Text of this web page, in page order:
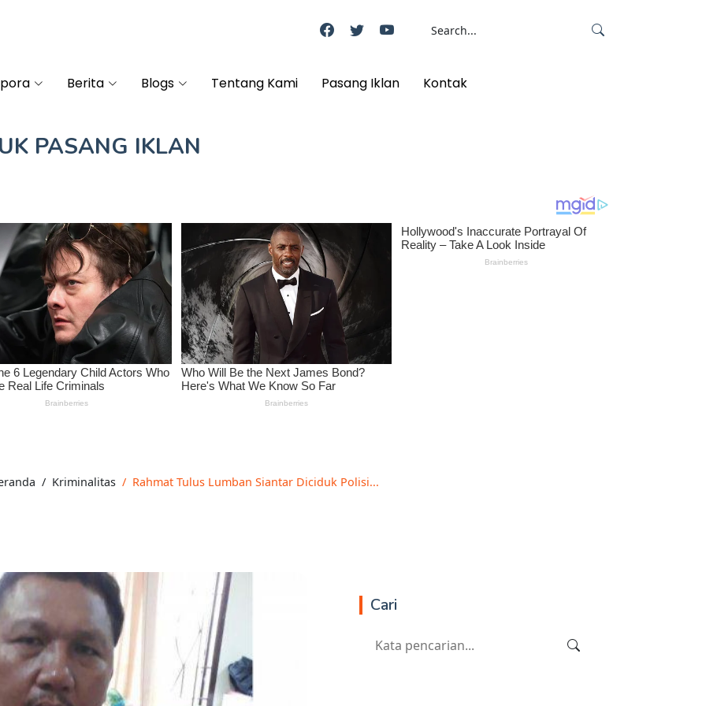
Berita Blogs Tentang Kami Pasang Iklan Kontak
PASANG IKLAN
Kriminalitas Rahmat Tulus Lumban Siantar Diciduk Polisi...
Cari